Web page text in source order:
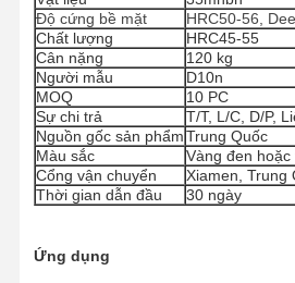
Về Chúng
Tham Quan
Nhà Máy
Độ cứng bề mặt
HRC50-56,
Chất lượng
HRC45-55
Cân nặng
120 kg
Người mẫu
D10n
MOQ
10 PC
Sự chi trả
T/T, L/C, D/P,
Nguồn gốc sản phẩmTrung Quốc
Màu sắc
Vàng đen hoặc
Cổng vận chuyển
Xiamen, Trung
Thời gian dẫn đầu
30 ngày
Ứng dụng